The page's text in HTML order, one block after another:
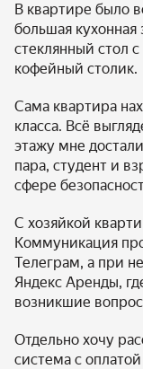
В квартире было
большая кухонная
стеклянный стол
кофейный столик.
Сама квартира
класса. Всё
этажу мне
пара, студент и
сфере
С хозяйкой
Коммуникация
Телеграм, а при
Яндекс Аренды,
возникшие
Отдельно хочу
система с